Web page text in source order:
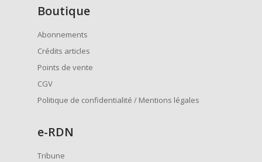
Boutique
Abonnements
Crédits articles
Points de vente
CGV
Politique de confidentialité / Mentions légales
e-RDN
Tribune